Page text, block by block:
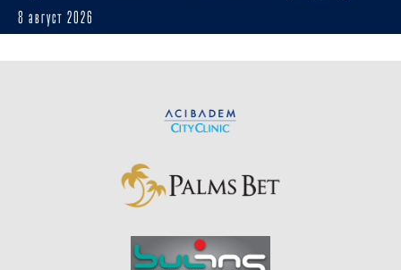
8 август 2026